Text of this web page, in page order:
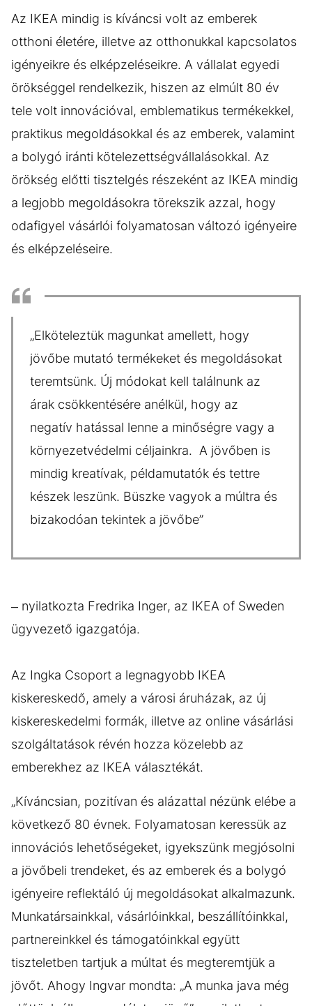
Az IKEA mindig is kíváncsi volt az emberek
otthoni életére, illetve az otthonukkal kapcsolatos
igényeikre és elképzeléseikre. A vállalat egyedi
örökséggel rendelkezik, hiszen az elmúlt 80 év
tele volt innovációval, emblematikus termékekkel,
praktikus megoldásokkal és az emberek, valamint
a bolygó iránti kötelezettségvállalásokkal. Az
örökség előtti tisztelgés részeként az IKEA mindig
a legjobb megoldásokra törekszik azzal, hogy
odafigyel vásárlói folyamatosan változó igényeire
és elképzeléseire.
„Elköteleztük magunkat amellett, hogy
jövőbe mutató termékeket és megoldásokat
teremtsünk. Új módokat kell találnunk az
árak csökkentésére anélkül, hogy az
negatív hatással lenne a minőségre vagy a
környezetvédelmi céljainkra. A jövőben is
mindig kreatívak, példamutatók és tettre
készek leszünk. Büszke vagyok a múltra és
bizakodóan tekintek a jövőbe’’
– nyilatkozta Fredrika Inger, az IKEA of Sweden
ügyvezető igazgatója.
Az Ingka Csoport a legnagyobb IKEA
kiskereskedő, amely a városi áruházak, az új
kiskereskedelmi formák, illetve az online vásárlási
szolgáltatások révén hozza közelebb az
emberekhez az IKEA választékát.
„Kíváncsian, pozitívan és alázattal nézünk elébe a
következő 80 évnek. Folyamatosan keressük az
innovációs lehetőségeket, igyekszünk megjósolni
a jövőbeli trendeket, és az emberek és a bolygó
igényeire reflektáló új megoldásokat alkalmazunk.
Munkatársainkkal, vásárlóinkkal, beszállítóinkkal,
partnereinkkel és támogatóinkkal együtt
tiszteletben tartjuk a múltat és megteremtjük a
jövőt. Ahogy Ingvar mondta: „A munka java még